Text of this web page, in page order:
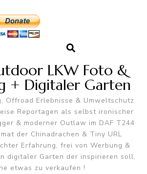
LKW Foto &
+ Digitaler Garten
Offroad Erlebnisse & Umweltschutz
Reportagen als selbst ironischer
& moderner Outlaw im DAF T244
der Chinadrachen & Tiny URL
Erfahrung, frei von Werbung &
digitaler Garten der inspirieren soll,
etwas zu verkaufen !